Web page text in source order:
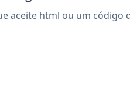
aceite html ou um código